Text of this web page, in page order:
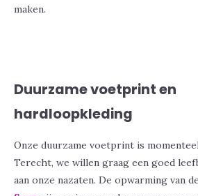
maken.
Duurzame voetprint en
hardloopkleding
Onze duurzame voetprint is
Terecht, we willen graag een goed
aan onze nazaten. De opwarming van